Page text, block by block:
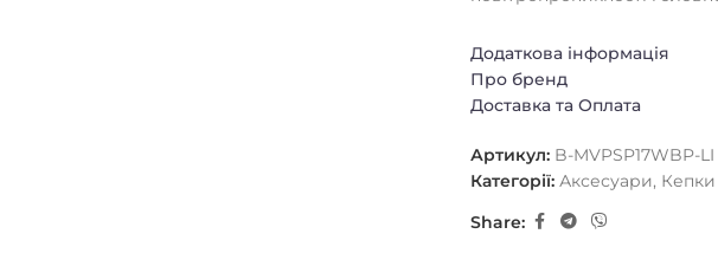
Бейсболку прикрашають
Додаткова інформація
Про бренд
Доставка та Оплата
Артикул: B-MVPSP17WBP-LI
Категорії: Аксесуари, Кепки
Share: